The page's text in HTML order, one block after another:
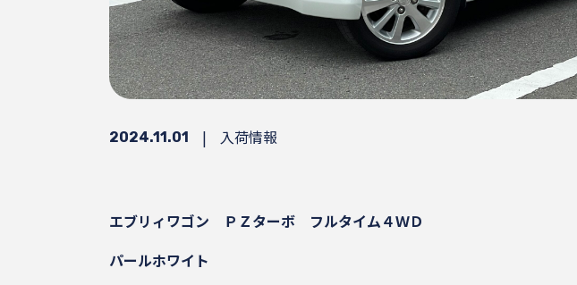
2024.11.01 | 入荷情報
エブリィワゴン ＰＺターボ
フルタイム４ＷＤ
パールホワイト